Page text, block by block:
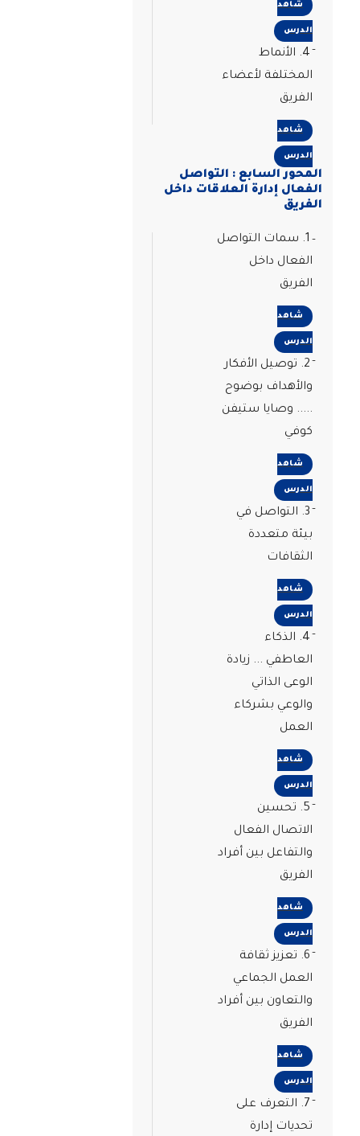
شاهد
الدرس
4. الأنماط
المختلفة لأعضاء
الفريق
شاهد
الدرس
المحور السابع : التواصل
الفعال إدارة العلاقات داخل
الفريق
1. سمات التواصل
الفعال داخل
الفريق
شاهد
الدرس
2. توصيل الأفكار
والأهداف بوضوح
..... وصايا ستيفن
كوفي
شاهد
الدرس
3. التواصل في
بيئة متعددة
الثقافات
شاهد
الدرس
4. الذكاء
العاطفي ... زيادة
الوعى الذاتي
والوعي بشركاء
العمل
شاهد
الدرس
5. تحسين
الاتصال الفعال
والتفاعل بين أفراد
الفريق
شاهد
الدرس
6. تعزيز ثقافة
العمل الجماعي
والتعاون بين أفراد
الفريق
شاهد
الدرس
7. التعرف على
تحديات إدارة